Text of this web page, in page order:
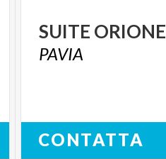
SUITE ORIONE
PAVIA
CONTATTA